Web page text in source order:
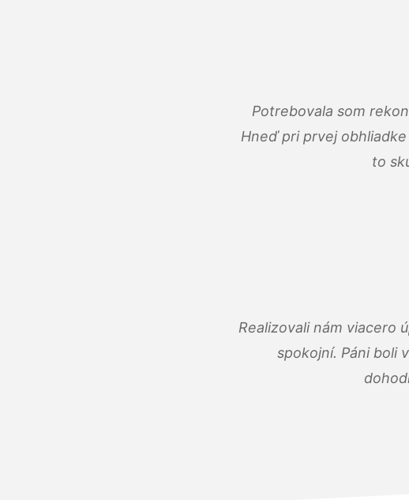
Potrebovala som
Hneď pri prvej
to
Realizovali nám viacero
spokojní. Páni boli